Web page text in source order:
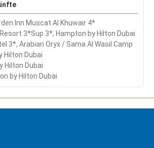
Inn Muscat Al Khuwair 4*
3*Sup 3*, Hampton by Hilton Dubai
3*, Arabian Oryx / Sama Al Wasil Camp
Hilton Dubai
Hilton Dubai
by Hilton Dubai